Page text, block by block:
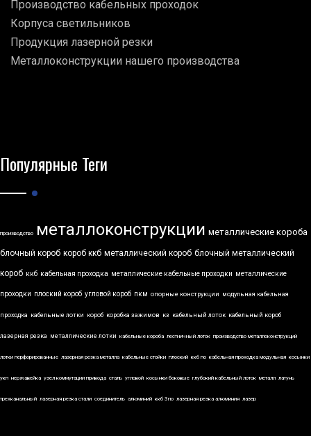
Производство кабельных проходок
Корпуса светильников
Продукция лазерной резки
Металлоконструкции нашего производства
Популярные Теги
производство металлоконструкции металлические короба
блочный короб короб ккб металлический короб блочный металлический
короб ккб кабельная проходка металлические кабельные проходки металлические
проходки плоский короб угловой короб пкм опорные конструкции модульная кабельная
проходка кабельные лотки короб коробка зажимов кз кабельный лоток кабельный короб
лазерная резка металлические лотки кабельные короба лестничный лоток производство металлоконструкций
лотки перфорированные лазерная резка металла кабельные стойки плоский ккб по кабельная проходка модульная косынки
укп нержавейка узел коммутации привода сталь угловой косынки боковые глубокий кабельный лоток металл латунь
трехканальный лазерная резка стали соединитель алюминий ккб 3по лазерная резка алюминия лазер